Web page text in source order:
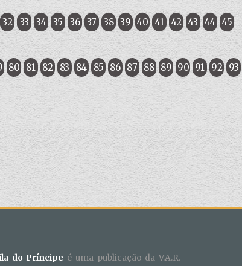
32 33 34 35 36 37 38 39 40 41 42 43 44 45
80 81 82 83 84 85 86 87 88 89 90 91 92 93
do Príncipe é uma publicação da V.A.R.